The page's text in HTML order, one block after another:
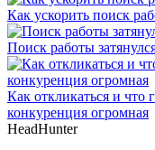
Как ускорить поиск
Поиск работы
Как откликаться и что
конкуренция огромная
HeadHunter